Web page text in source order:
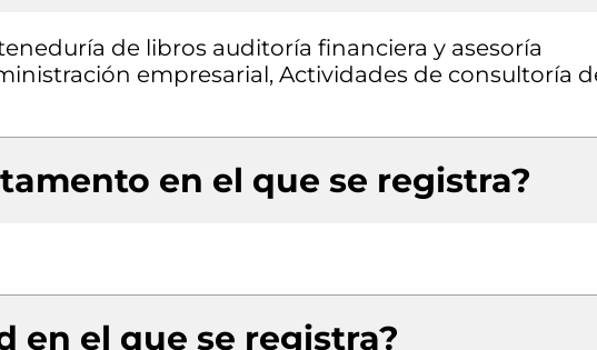
de libros auditoría financiera y asesoría
empresarial, Actividades de consultoría
en el que se registra?
en el que se registra?